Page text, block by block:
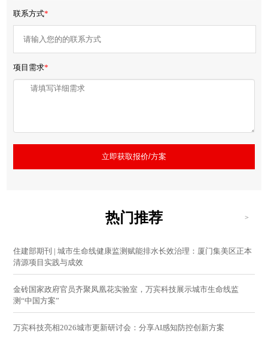
联系方式*
项目需求*
立即获取报价/方案
热门推荐 >
住建部期刊 | 城市生命线健康监测赋能排水长效治理：厦门集美区正本
清源项目实践与成效
金砖国家政府官员齐聚凤凰花实验室，万宾科技展示城市生命线监
测“中国方案”
万宾科技亮相2026城市更新研讨会：分享AI感知防控创新方案